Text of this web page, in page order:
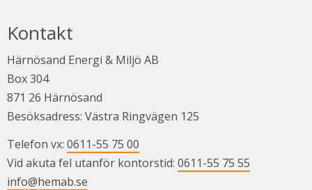
Kontakt
Härnösand Energi & Miljö AB
Box 304
871 26 Härnösand
Besöksadress: Västra Ringvägen 125
Telefon vx: 0611-55 75 00
Vid akuta fel utanför kontorstid: 0611-55 75 55
info@hemab.se